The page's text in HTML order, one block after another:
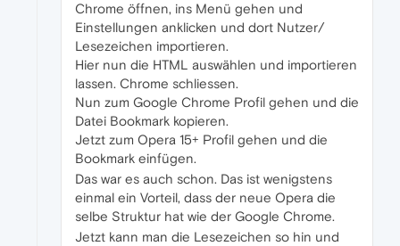
Chrome öffnen, ins Menü gehen und
Einstellungen anklicken und dort Nutzer/
Lesezeichen importieren.
Hier nun die HTML auswählen und importieren
lassen. Chrome schliessen.
Nun zum Google Chrome Profil gehen und die
Datei Bookmark kopieren.
Jetzt zum Opera 15+ Profil gehen und die
Bookmark einfügen.
Das war es auch schon. Das ist wenigstens
einmal ein Vorteil, dass der neue Opera die
selbe Struktur hat wie der Google Chrome.
Jetzt kann man die Lesezeichen so hin und